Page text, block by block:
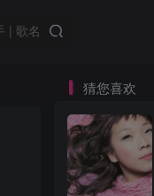
猜您喜欢